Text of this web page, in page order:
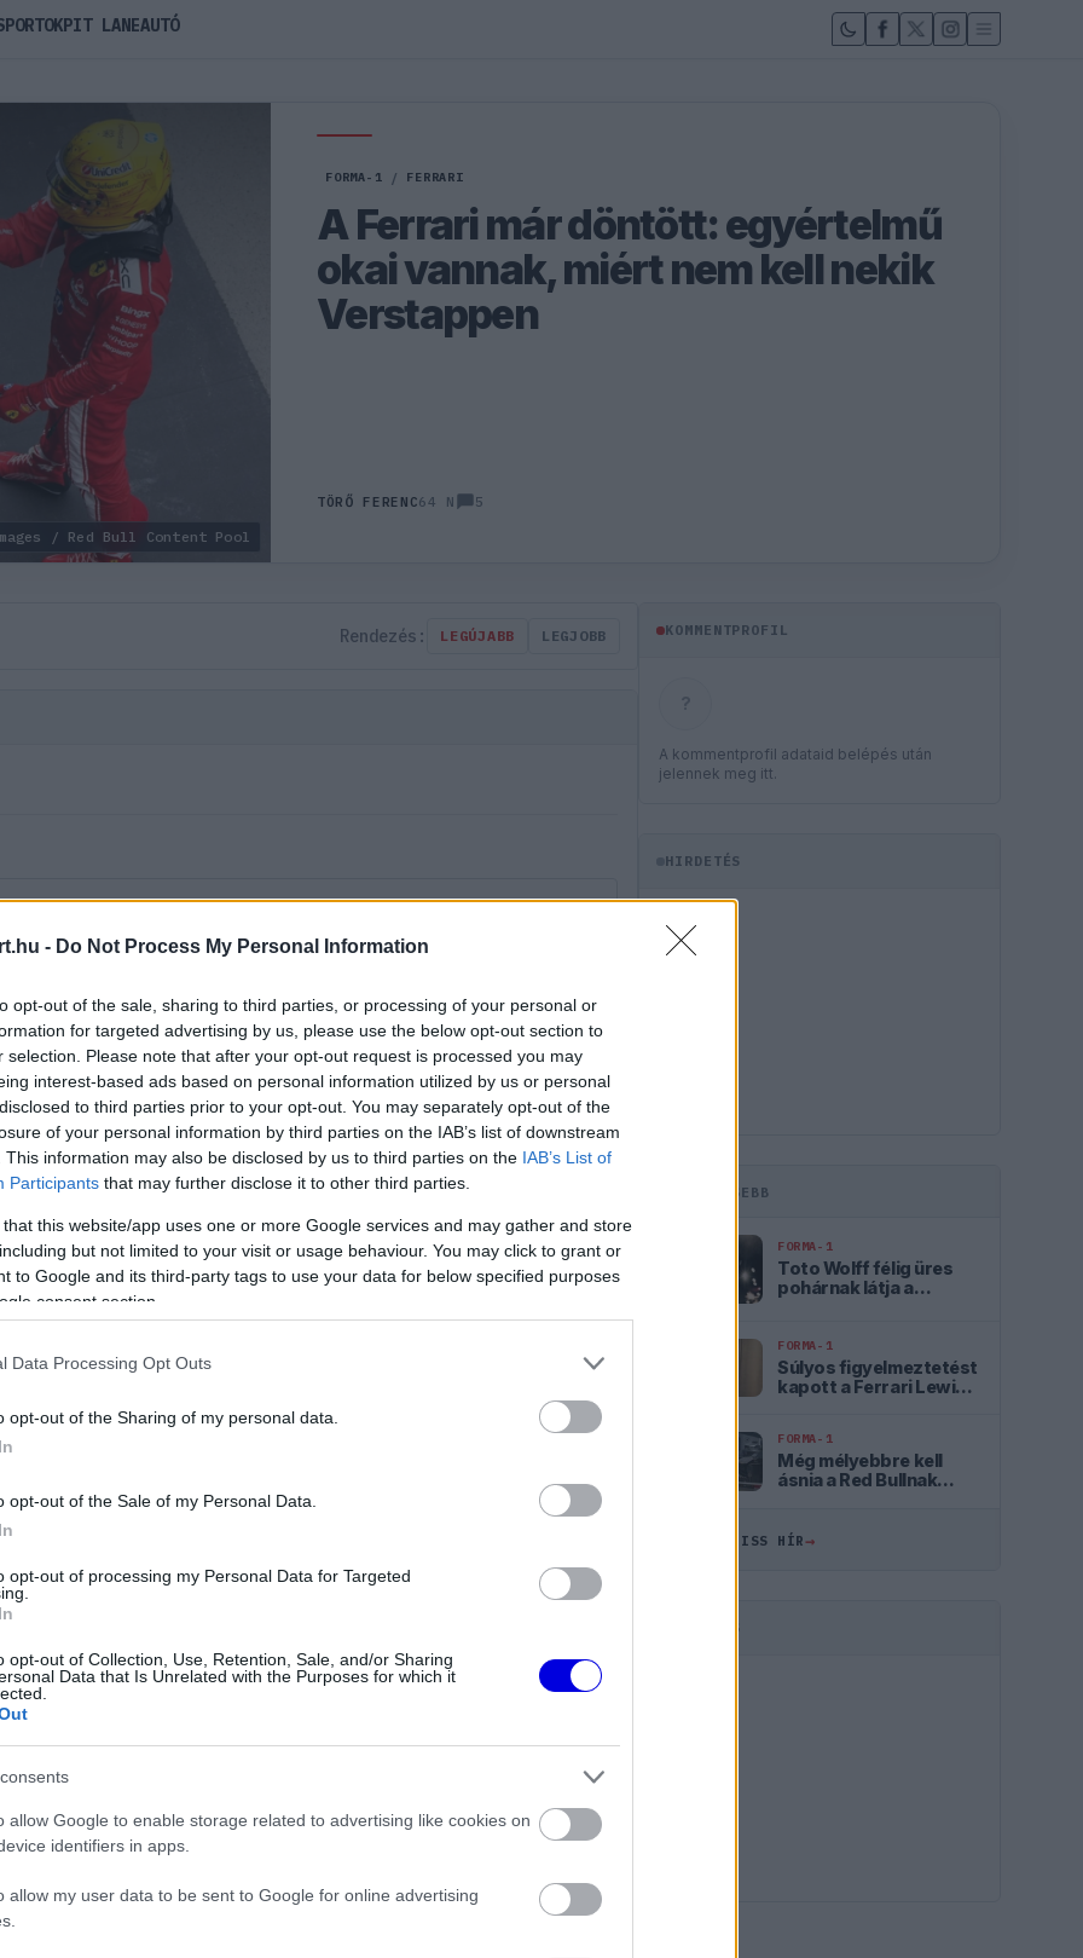
- Do Not Process My Personal Information
opt-out of the sale, sharing to third parties, or processing of your personal or
for targeted advertising by us, please use the below opt-out section to
selection. Please note that after your opt-out request is processed you may
interest-based ads based on personal information utilized by us or personal
to third parties prior to your opt-out. You may separately opt-out of the
of your personal information by third parties on the IAB’s list of downstream
This information may also be disclosed by us to third parties on the IAB’s List of
Participants that may further disclose it to other third parties.
that this website/app uses one or more Google services and may gather and store
but not limited to your visit or usage behaviour. You may click to grant or
to Google and its third-party tags to use your data for below specified purposes
consent section.
Data Processing Opt Outs
opt-out of the Sharing of my personal data.
opt-out of the Sale of my Personal Data.
opt-out of processing my Personal Data for Targeted
opt-out of Collection, Use, Retention, Sale, and/or Sharing
Data that Is Unrelated with the Purposes for which it
allow Google to enable storage related to advertising like cookies on
identifiers in apps.
allow my user data to be sent to Google for online advertising
/ Red Bull Content Pool
FORMA-1 / FERRARI
A Ferrari már döntött: egyértelmű
okai vannak, miért nem kell nekik
Verstappen
TÖRŐ FERENC64 N 5
Rendezés: LEGÚJABB LEGJOBB
e-mail alapú rendszerre.
Némítás
kell 😂😂 .
NémításVálasz
vezerszereplo. Barmelyik vezernek szant elodje
egysegnyi idore vetitve.
NémításVálasz
Miért menne mégis oda? Fiatal még, hogy pilótatemetőbe
HAM)...
0 0 NémításVálasz
sem kell nekik átlagos versenyző 😂.
KOMMENTPROFIL
?
A kommentprofil adataid belépés után
jelennek meg itt.
HIRDETÉS
LEGFRISSEBB
FORMA-1
Toto Wolff félig üres
pohárnak látja a
FORMA-1
Súlyos figyelmeztetést
kapott a Ferrari Lewis
FORMA-1
Még mélyebbre kell
ásnia a Red Bullnak
ÖSSZES FRISS HÍR→
HIRDETÉS
PIT LANEAUTÓ